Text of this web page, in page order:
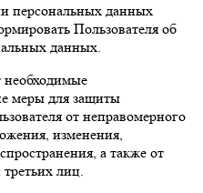
персональных данных
Пользователя об
данных.
меры для защиты
от неправомерного
изменения,
а также от
лиц.